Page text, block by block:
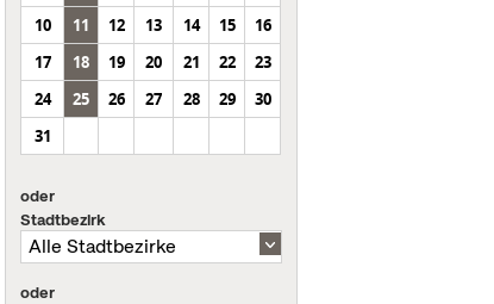
10
11 12 13 14 15
16
17
18 19 20 21 22
23
24
25 26 27 28 29
30
31
oder
Stadtbezirk
oder